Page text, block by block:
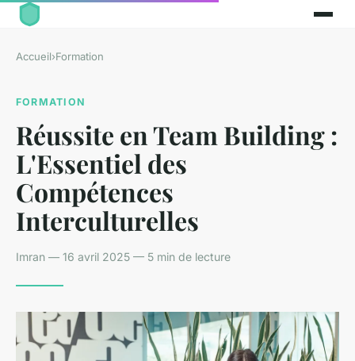
Accueil›Formation
FORMATION
Réussite en Team Building :
L'Essentiel des
Compétences
Interculturelles
Imran — 16 avril 2025 — 5 min de lecture